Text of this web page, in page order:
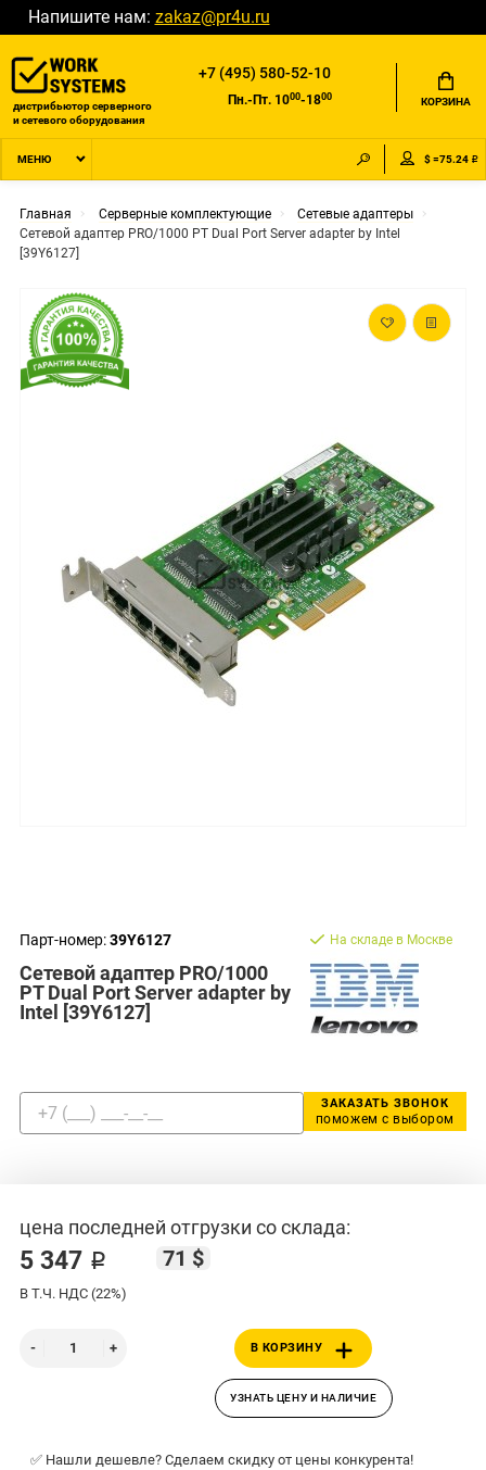
Напишите нам: zakaz@pr4u.ru
дистрибьютор серверного
и сетевого оборудования
+7 (495) 580-52-10
Пн.-Пт. 1000-1800 КОРЗИНА
МЕНЮ $ =75.24 ₽
Главная Серверные комплектующие
Сетевые адаптеры
Сетевой адаптер PRO/1000 PT Dual Port Server adapter by Intel
[39Y6127]
Парт-номер:39Y6127
Сетевой адаптер PRO/1000
PT Dual Port Server adapter by
Intel [39Y6127]
На складе в Москве
ЗАКАЗАТЬ ЗВОНОК
поможем с выбором
цена последней отгрузки со склада:
5 347 ₽ 71 $
В Т.Ч. НДС (22%)
В КОРЗИНУ
УЗНАТЬ ЦЕНУ И НАЛИЧИЕ
✅ Нашли дешевле? Сделаем скидку от цены конкурента!